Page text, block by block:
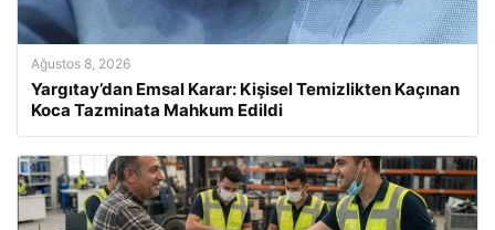
Ağustos 8, 2026
Yargıtay’dan Emsal Karar: Kişisel Temizlikten Kaçınan
Koca Tazminata Mahkum Edildi